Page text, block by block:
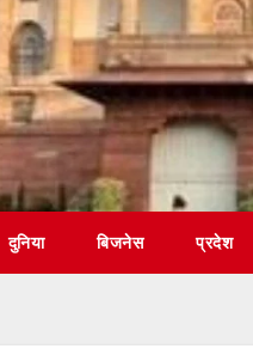
दुनिया बिजनेस प्रदेश